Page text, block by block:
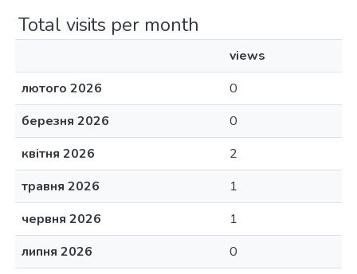
Total visits per month
views
лютого 2026
0
березня 2026
0
квітня 2026
2
травня 2026
1
червня 2026
1
липня 2026
0